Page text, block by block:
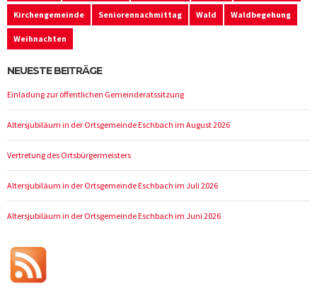
Kirchengemeinde Seniorennachmittag Wald Waldbegehung
Weihnachten
NEUESTE BEITRÄGE
Einladung zur öffentlichen Gemeinderatssitzung
Altersjubiläum in der Ortsgemeinde Eschbach im August 2026
Vertretung des Ortsbürgermeisters
Altersjubiläum in der Ortsgemeinde Eschbach im Juli 2026
Altersjubiläum in der Ortsgemeinde Eschbach im Juni 2026